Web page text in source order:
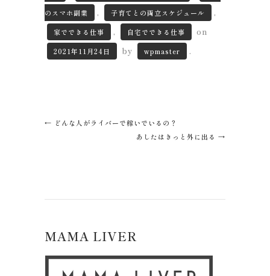
のスマホ副業
, 子育てとの両立スケジュール ,
家でできる仕事 , 自宅でできる仕事 on
2021年11月24日 by wpmaster .
← どんな人がライバーで稼いでいるの？
あしたはきっと外に出る →
MAMA LIVER